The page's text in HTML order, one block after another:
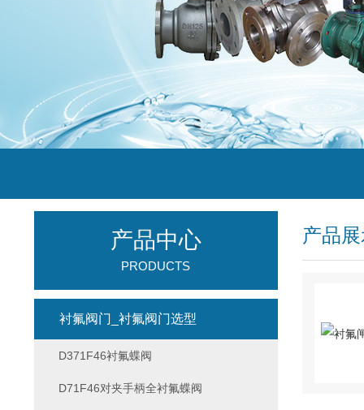
产品
产品中心
PRODUCTS
衬氟阀门_衬氟阀门选型
D371F46衬氟蝶阀
D71F46对夹手柄全衬氟蝶阀